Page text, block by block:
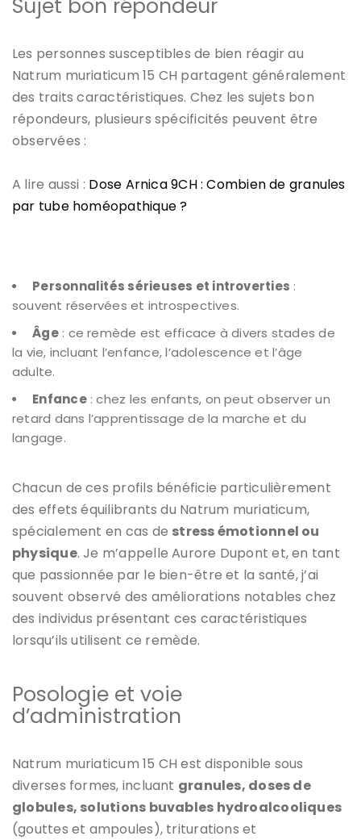
Sujet bon répondeur
Les personnes susceptibles de bien réagir au
Natrum muriaticum 15 CH partagent généralement
des traits caractéristiques. Chez les sujets bon
répondeurs, plusieurs spécificités peuvent être
observées :
A lire aussi : Dose Arnica 9CH : Combien de granules
par tube homéopathique ?
Personnalités sérieuses et introverties :
souvent réservées et introspectives.
Âge: ce remède est efficace à divers stades de
la vie, incluant l’enfance, l’adolescence et l’âge
adulte.
Enfance: chez les enfants, on peut observer un
retard dans l’apprentissage de la marche et du
langage.
Chacun de ces profils bénéficie particulièrement
des effets équilibrants du Natrum muriaticum,
spécialement en cas de stress émotionnel ou
physique. Je m’appelle Aurore Dupont et, en tant
que passionnée par le bien-être et la santé, j’ai
souvent observé des améliorations notables chez
des individus présentant ces caractéristiques
lorsqu’ils utilisent ce remède.
Posologie et voie
d’administration
Natrum muriaticum 15 CH est disponible sous
diverses formes, incluant granules, doses de
globules, solutions buvables hydroalcooliques
(gouttes et ampoules), triturations et